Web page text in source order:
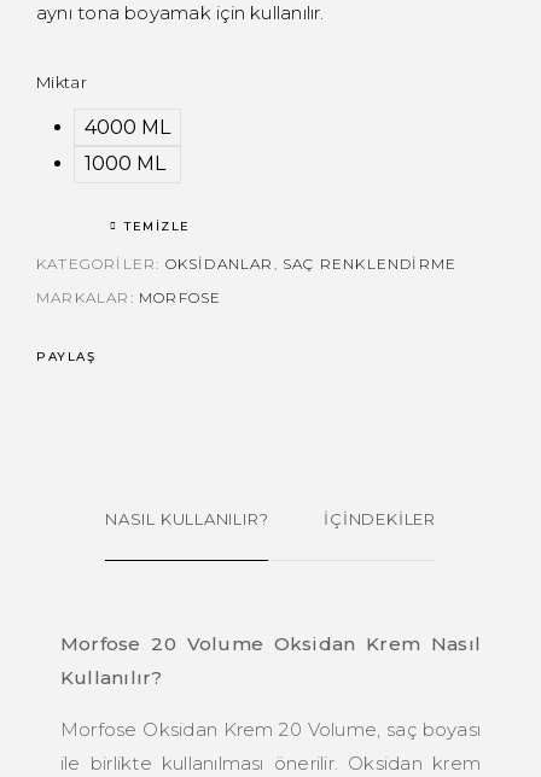
aynı tona boyamak için kullanılır.
Miktar
4000 ML
1000 ML
TEMIZLE
KATEGORILER: OKSIDANLAR , SAÇ RENKLENDIRME
MARKALAR: MORFOSE
PAYLAŞ
NASIL KULLANILIR? İÇİNDEKİLER
Morfose 20 Volume Oksidan Krem Nasıl
Kullanılır?
Morfose Oksidan Krem 20 Volume, saç boyası
ile birlikte kullanılması önerilir. Oksidan krem